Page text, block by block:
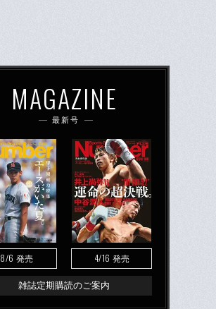
MAGAZINE
最新号
8/6 発売 4/16 発売
雑誌定期購読のご案内